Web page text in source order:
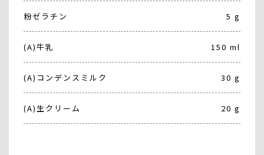
粉ゼラチン 5 g
(A)牛乳 150 ml
(A)コンデンスミルク 30 g
(A)生クリーム 20 g